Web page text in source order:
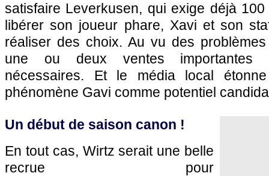
satisfaire Leverkusen, qui exige déjà
libérer son joueur phare, Xavi et son
réaliser des choix. Au vu des
une ou deux ventes importantes
nécessaires. Et le média local
phénomène Gavi comme potentiel
Un début de saison canon !
En tout cas, Wirtz serait une belle
recrue pour